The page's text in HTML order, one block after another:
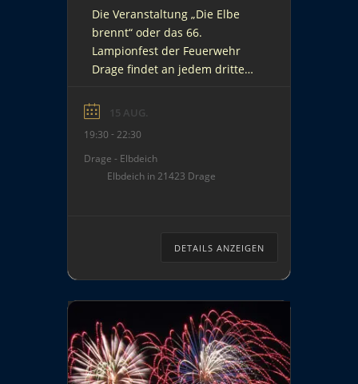
Die Veranstaltung „Die Elbe
brennt“ oder das 66.
Lampionfest der Feuerwehr
Drage findet an jedem dritten
Samstag, den 15. August 2026,
Veranstaltung wird von der
Freiwilligen Feuerwehr in
Drage organisiert. Es werden
ab 11:30 Uhr) mit
15 AUG.
19:30 - 22:30
Drage - Elbdeich
Elbdeich in 21423 Drage
DETAILS ANZEIGEN